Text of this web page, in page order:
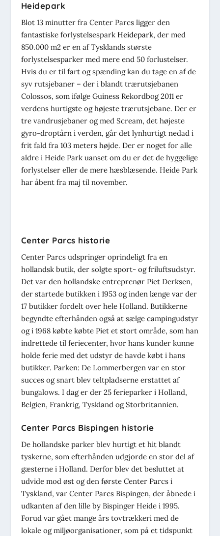
Heidepark
Blot 13 minutter fra Center Parcs ligger den
fantastiske forlystelsespark Heidepark, der med
850.000 m2 er en af Tysklands største
forlystelsesparker med mere end 50 forlustelser.
Hvis du er til fart og spænding kan du tage en af de
syv rutsjebaner – der i blandt trærutsjebanen
Colossos, som ifølge Guiness Rekordbog 2011 er
verdens hurtigste og højeste trærutsjebane. Der er
tre vandrusjebaner og med Scream, det højeste
gyro-droptårn i verden, går det lynhurtigt nedad i
frit fald fra 103 meters højde. Der er noget for alle
aldre i Heide Park uanset om du er det de hyggelige
forlystelser eller de mere hæsblæsende. Heide Park
har åbent fra maj til november.
Center Parcs historie
Center Parcs udspringer oprindeligt fra en
hollandsk butik, der solgte sport- og friluftsudstyr.
Det var den hollandske entreprenør Piet Derksen,
der startede butikken i 1953 og inden længe var der
17 butikker fordelt over hele Holland. Butikkerne
begyndte efterhånden også at sælge campingudstyr
og i 1968 købte købte Piet et stort område, som han
indrettede til feriecenter, hvor hans kunder kunne
holde ferie med det udstyr de havde købt i hans
butikker. Parken: De Lommerbergen var en stor
succes og snart blev teltpladserne erstattet af
bungalows. I dag er der 25 ferieparker i Holland,
Belgien, Frankrig, Tyskland og Storbritannien.
Center Parcs Bispingen historie
De hollandske parker blev hurtigt et hit blandt
tyskerne, som efterhånden udgjorde en stor del af
gæsterne i Holland. Derfor blev det besluttet at
udvide mod øst og den første Center Parcs i
Tyskland, var Center Parcs Bispingen, der åbnede i
udkanten af den lille by Bispinger Heide i 1995.
Forud var gået mange års tovtrækkeri med de
lokale og miljøorganisationer, som på et tidspunkt